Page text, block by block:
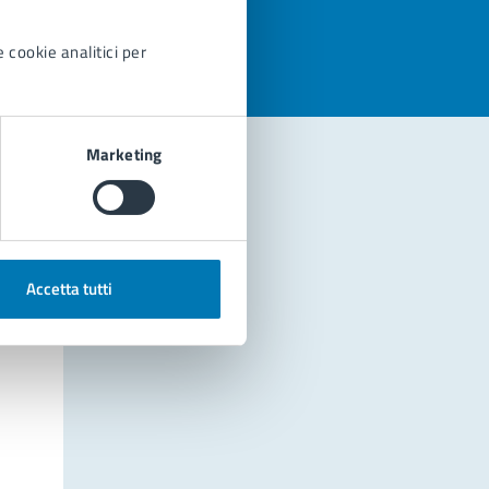
cookie analitici per
Marketing
Accetta tutti